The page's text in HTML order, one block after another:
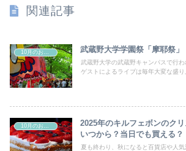
関連記事
武蔵野大学学園祭「摩耶祭」
武蔵野大学の武蔵野キャンパスで行
ゲストによるライブは毎年大変な盛り
10月のお祭り
2025年のキルフェボンのク
いつから？当日でも買える？
夏も終わり、秋になると百貨店や人